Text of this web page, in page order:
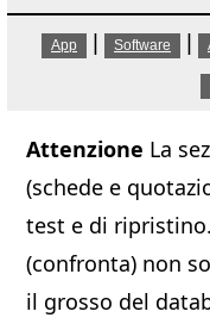
App Software
Attenzione La
(schede e
test e di
(confronta) non
il grosso del